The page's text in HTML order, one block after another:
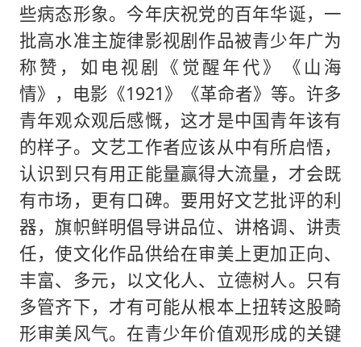
些病态形象。今年庆祝党的百年华诞，一
批高水准主旋律影视剧作品被青少年广为
称赞，如电视剧《觉醒年代》《山海
情》，电影《1921》《革命者》等。许多
青年观众观后感慨，这才是中国青年该有
的样子。文艺工作者应该从中有所启悟，
认识到只有用正能量赢得大流量，才会既
有市场，更有口碑。要用好文艺批评的利
器，旗帜鲜明倡导讲品位、讲格调、讲责
任，使文化作品供给在审美上更加正向、
丰富、多元，以文化人、立德树人。只有
多管齐下，才有可能从根本上扭转这股畸
形审美风气。在青少年价值观形成的关键